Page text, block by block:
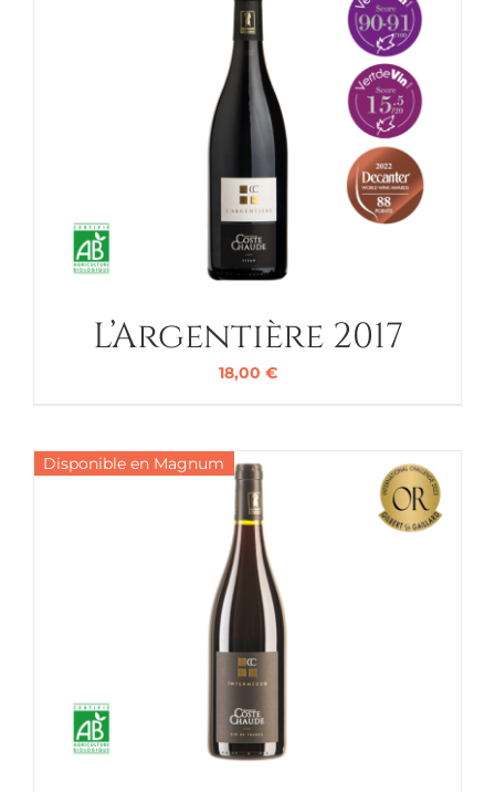
L’Argentière 2017
18,00 €
Disponible en Magnum